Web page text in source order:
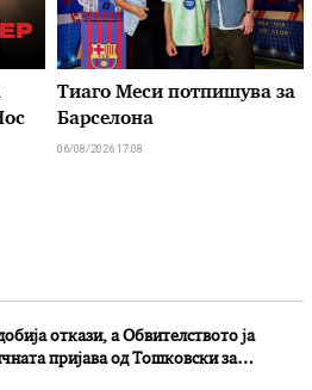
Тиаго Меси потпишува за
Барселона
06/08/2026 17:08
откази, а Обвителството ја
пријава од Тошковски за